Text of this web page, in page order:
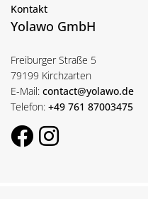
Kontakt
Yolawo GmbH
Freiburger Straße 5
79199 Kirchzarten
E-Mail: contact@yolawo.de
Telefon: +49 761 87003475